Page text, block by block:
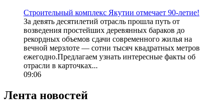
Строительный комплекс Якутии отмечает 90-летие!
За девять десятилетий отрасль прошла путь от
возведения простейших деревянных бараков до
рекордных объемов сдачи современного жилья на
вечной мерзлоте — сотни тысяч квадратных метров
ежегодно.Предлагаем узнать интересные факты об
отрасли в карточках...
09:06
Лента новостей